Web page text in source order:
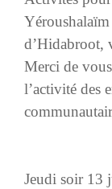
d’Hidabroot,
Merci de
l’activité des
Jeudi soir 13